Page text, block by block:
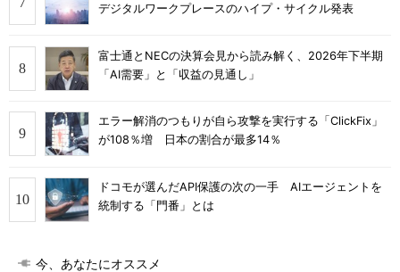
デジタルワークプレースのハイプ・サイクル発表
富士通とNECの決算会見から読み解く、2026年下半期
「AI需要」と「収益の見通し」
エラー解消のつもりが自ら攻撃を実行する「ClickFix」
が108％増 日本の割合が最多14％
ドコモが選んだAPI保護の次の一手 AIエージェントを
統制する「門番」とは
今、あなたにオススメ